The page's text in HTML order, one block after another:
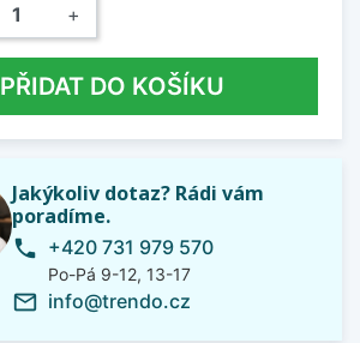
+
PŘIDAT DO KOŠÍKU
Jakýkoliv dotaz? Rádi vám
poradíme.
phone +420 731 979 570
Po-Pá 9-12, 13-17
mail_outline info@trendo.cz